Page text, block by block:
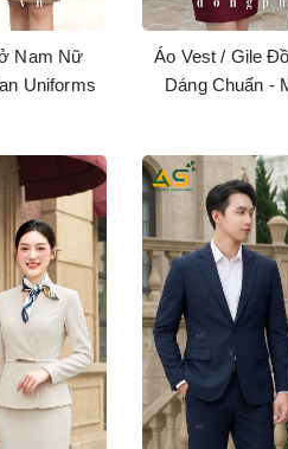
Nam Nữ
Uniforms
Áo Vest / Gile
Dáng Chuẩn -